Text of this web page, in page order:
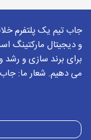
جاب تیم یک پلتفرم
و دیجیتال مارکتینگ
برای برند سازی و رشد
می دهیم. شعار ما: